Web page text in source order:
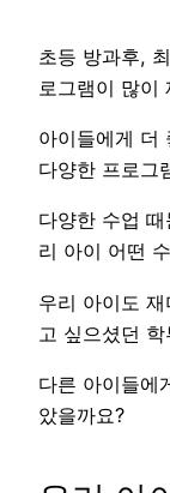
초등 방과후,
로그램이 많이
아이들에게 더
다양한 프로그
다양한 수업
리 아이 어떤
우리 아이도
고 싶으셨던
다른 아이들에
았을까요?